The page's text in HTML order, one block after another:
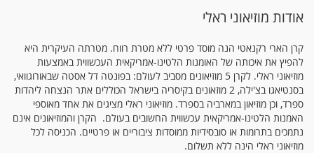
אודות מוזיאוני ראלי
קרן הארי רקנאטי הנה מוסד פרטי ללא מטרת רווח. מטרתה העיקרית היא
להפיץ את איכותה של האומנות הלטינו-אמריקאית העכשווית באמצעות
מוזיאוני ראלי. לקרן 5 מוזיאונים מסביב לעולם: בפונטה דל אסטה שבאורוגוואי,
בסנטיאגו בצ'ילה, 2 מוזאונים בקיסריה בישראל הכוללים אתר הנצחה ליהדות
ספרד, וכן מוזיאון במארביה בספרד. מוזיאוני ראלי מציגים את אחד מאוספי
האמנות הלטינו-אמריקאית עכשווית החשובים בעולם. הקרן והמוזיאונים אינם
נתמכים בתרומות או סובסידיות ממוסדות ציבוריים או פרטיים. הכניסה לכל
מוזיאוני ראלי הינה ללא תשלום.